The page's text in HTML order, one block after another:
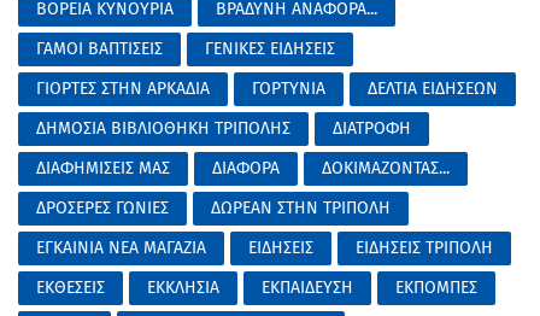
ΒΟΡΕΙΑ ΚΥΝΟΥΡΙΑ
ΒΡΑΔΥΝΗ ΑΝΑΦΟΡΑ...
ΓΑΜΟΙ ΒΑΠΤΙΣΕΙΣ
ΓΕΝΙΚΕΣ ΕΙΔΗΣΕΙΣ
ΓΙΟΡΤΕΣ ΣΤΗΝ ΑΡΚΑΔΙΑ
ΓΟΡΤΥΝΙΑ
ΔΕΛΤΙΑ ΕΙΔΗΣΕΩΝ
ΔΗΜΟΣΙΑ ΒΙΒΛΙΟΘΗΚΗ ΤΡΙΠΟΛΗΣ
ΔΙΑΤΡΟΦΗ
ΔΙΑΦΗΜΙΣΕΙΣ ΜΑΣ
ΔΙΑΦΟΡΑ
ΔΟΚΙΜΑΖΟΝΤΑΣ...
ΔΡΟΣΕΡΕΣ ΓΩΝΙΕΣ
ΔΩΡΕΑΝ ΣΤΗΝ ΤΡΙΠΟΛΗ
ΕΓΚΑΙΝΙΑ ΝΕΑ ΜΑΓΑΖΙΑ
ΕΙΔΗΣΕΙΣ
ΕΙΔΗΣΕΙΣ ΤΡΙΠΟΛΗ
ΕΚΘΕΣΕΙΣ
ΕΚΚΛΗΣΙΑ ΕΚΠΑΙΔΕΥΣΗ
ΕΚΠΟΜΠΕΣ